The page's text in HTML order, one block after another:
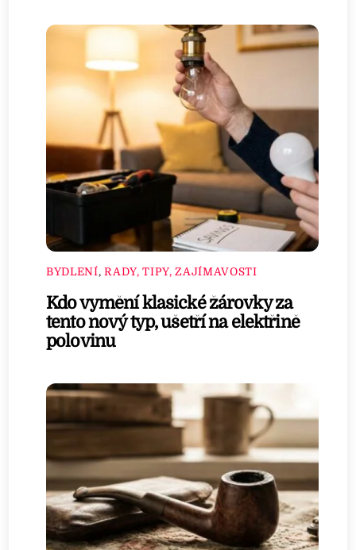
BYDLENÍ,RADY, TIPY, ZAJÍMAVOSTI
Kdo vymění klasické žárovky za
tento nový typ, ušetří na elektřině
polovinu